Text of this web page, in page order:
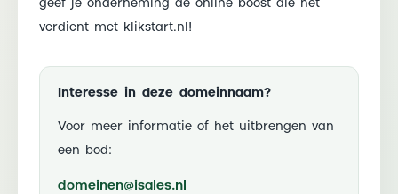
geef je onderneming de online boost die het
verdient met klikstart.nl!
Interesse in deze domeinnaam?
Voor meer informatie of het uitbrengen van
een bod:
domeinen@isales.nl